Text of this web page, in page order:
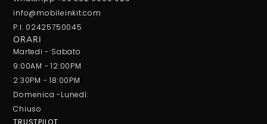
info@mobileinkit.com
P.I. 02425750045
ORARI
Martedi - Sabato
9:00AM - 12:00PM
2:30PM - 18:00PM
Domenica -Lunedì:
Chiuso